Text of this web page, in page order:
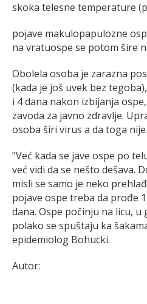
skoka telesne temperature
pojave makulopapulozne
na vratuospe se potom šire
Obolela osoba je zarazna
(kada je još uvek bez
i 4 dana nakon izbijanja
zavoda za javno zdravlje.
osoba širi virus a da toga nije
"Već kada se jave ospe po
već vidi da se nešto dešava.
misli se samo je neko
pojave ospe treba da prođe
dana. Ospe počinju na licu,
polako se spuštaju ka
epidemiolog Bohucki.
Autor: